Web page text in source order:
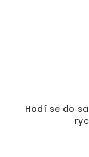
Hodí se do